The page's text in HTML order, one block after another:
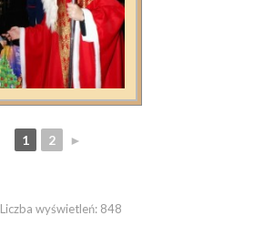
1 2 ►
Liczba wyświetleń: 848